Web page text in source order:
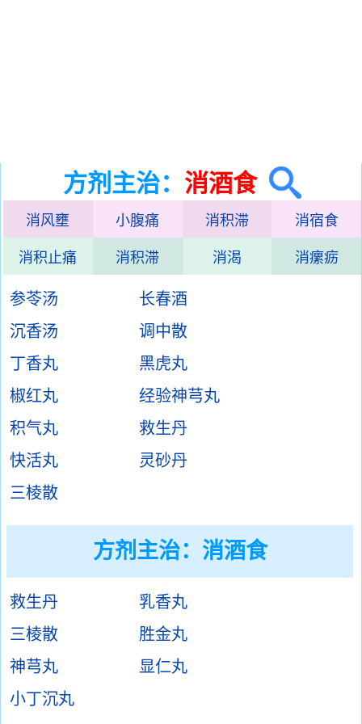
方剂主治： 消酒食
消风壅 小腹痛 消积滞 消宿食
消积止痛 消积滞 消渴 消瘰疬
参苓汤
长春酒
沉香汤
调中散
丁香丸
黑虎丸
椒红丸
经验神芎丸
积气丸
救生丹
快活丸
灵砂丹
三棱散
方剂主治： 消酒食
救生丹
乳香丸
三棱散
胜金丸
神芎丸
显仁丸
小丁沉丸